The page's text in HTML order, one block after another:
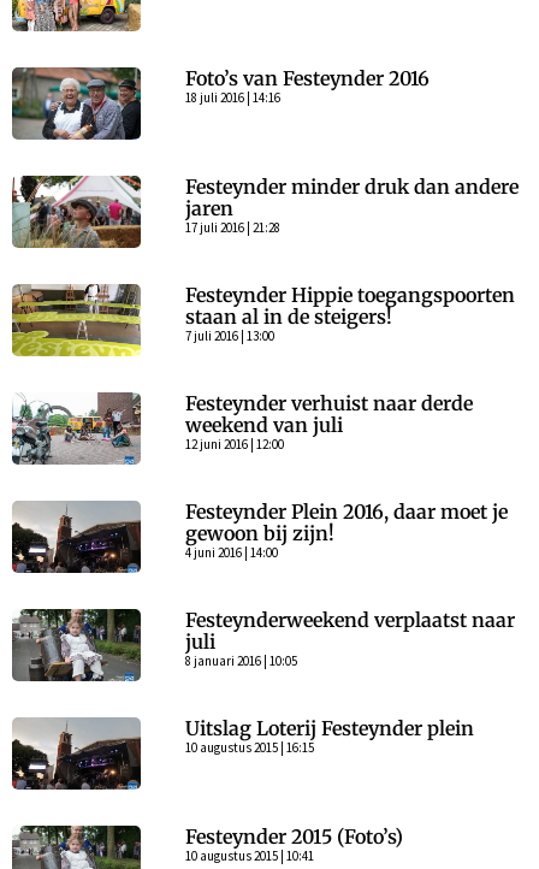
Foto’s van Festeynder 2016
18 juli 2016 | 14:16
Festeynder minder druk dan andere
jaren
17 juli 2016 | 21:28
Festeynder Hippie toegangspoorten
staan al in de steigers!
7 juli 2016 | 13:00
Festeynder verhuist naar derde
weekend van juli
12 juni 2016 | 12:00
Festeynder Plein 2016, daar moet je
gewoon bij zijn!
4 juni 2016 | 14:00
Festeynderweekend verplaatst naar
juli
8 januari 2016 | 10:05
Uitslag Loterij Festeynder plein
10 augustus 2015 | 16:15
Festeynder 2015 (Foto’s)
10 augustus 2015 | 10:41